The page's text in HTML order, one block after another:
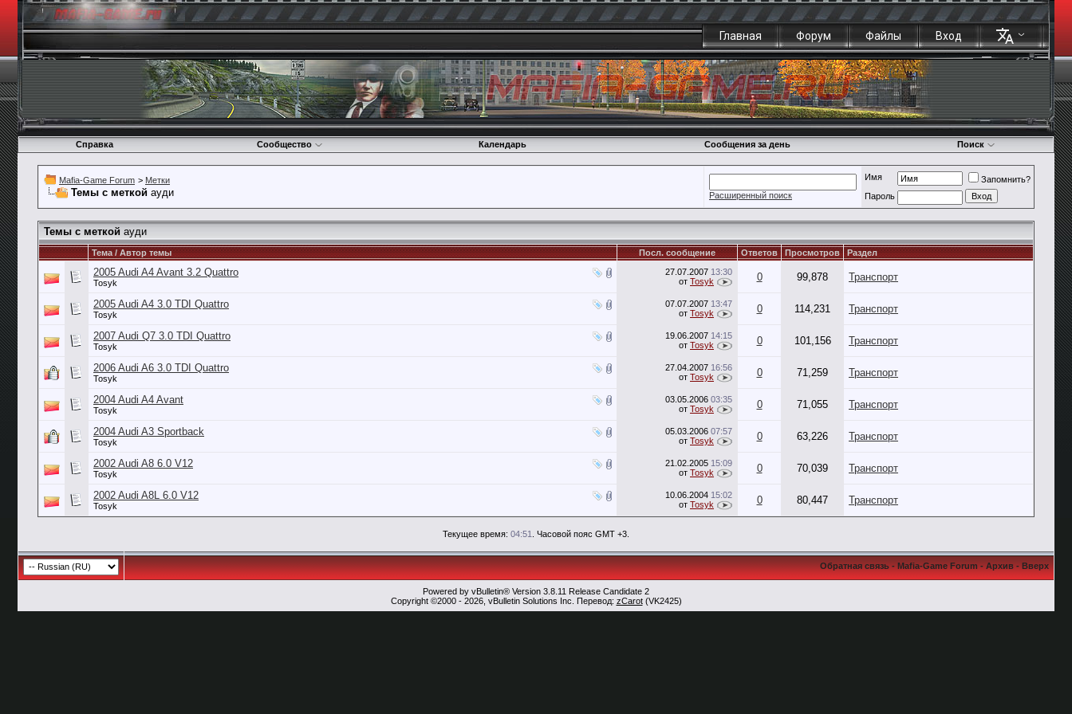
Главная Форум Файлы Вход
Справка Сообщество Календарь Сообщения за день Поиск
Mafia-Game Forum > Метки
Темы с меткой ауди Расширенный поиск
Имя
Запомнить?
Пароль
Темы с меткой ауди
Тема / Автор темы Посл. сообщение Ответов Просмотров Раздел
2005 Audi A4 Avant 3.2 Quattro
Tosyk
27.07.2007 13:30
от Tosyk 0 99,878 Транспорт
2005 Audi A4 3.0 TDI Quattro
Tosyk
07.07.2007 13:47
от Tosyk 0 114,231 Транспорт
2007 Audi Q7 3.0 TDI Quattro
Tosyk
19.06.2007 14:15
от Tosyk 0 101,156 Транспорт
2006 Audi A6 3.0 TDI Quattro
Tosyk
27.04.2007 16:56
от Tosyk 0 71,259 Транспорт
2004 Audi A4 Avant
Tosyk
03.05.2006 03:35
от Tosyk 0 71,055 Транспорт
2004 Audi A3 Sportback
Tosyk
05.03.2006 07:57
от Tosyk 0 63,226 Транспорт
2002 Audi A8 6.0 V12
Tosyk
21.02.2005 15:09
от Tosyk 0 70,039 Транспорт
2002 Audi A8L 6.0 V12
Tosyk
10.06.2004 15:02
от Tosyk 0 80,447 Транспорт
Текущее время: 04:51 . Часовой пояс GMT +3.
Обратная связь-Mafia-Game Forum-Архив-Вверх
Powered by vBulletin® Version 3.8.11 Release Candidate 2
Copyright ©2000 - 2026, vBulletin Solutions Inc. Перевод: zCarot(VK2425)